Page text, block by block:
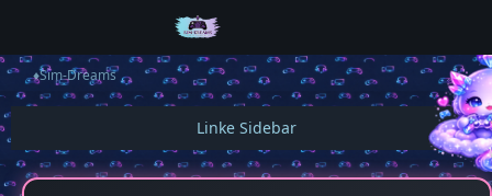
♦️Sim-Dreams